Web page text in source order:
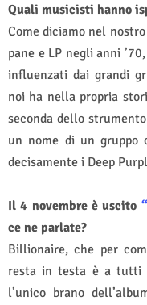
Quali musicisti hanno
Come diciamo nel
pane e LP negli anni
influenzati dai grandi
noi ha nella propria
seconda dello
un nome di un
decisamente i Deep
Il 4 novembre è uscito
ce ne parlate?
Billionaire, che per
resta in testa è a tutti
l’unico brano